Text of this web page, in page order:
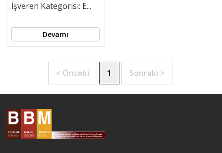
İşveren Kategorisi: E...
Devamı
< Önceki 1 Sonraki >